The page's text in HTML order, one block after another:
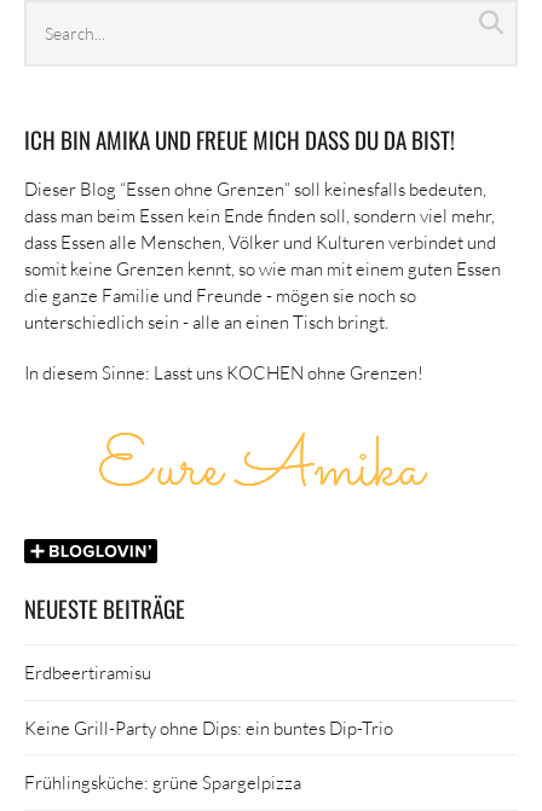
archives
ICH BIN AMIKA UND FREUE MICH DASS DU DA BIST!
Dieser Blog “Essen ohne Grenzen” soll keinesfalls bedeuten,
dass man beim Essen kein Ende finden soll, sondern viel mehr,
dass Essen alle Menschen, Völker und Kulturen verbindet und
somit keine Grenzen kennt, so wie man mit einem guten Essen
die ganze Familie und Freunde - mögen sie noch so
unterschiedlich sein - alle an einen Tisch bringt.
In diesem Sinne: Lasst uns KOCHEN ohne Grenzen!
NEUESTE BEITRÄGE
Erdbeertiramisu
Keine Grill-Party ohne Dips: ein buntes Dip-Trio
Frühlingsküche: grüne Spargelpizza